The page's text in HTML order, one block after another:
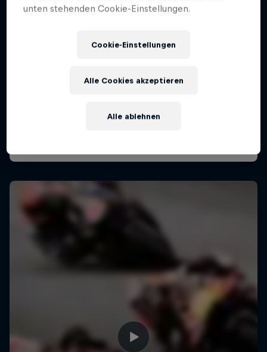
unten stehenden Cookie-Einstellungen.
Cookie-Einstellungen
Alle ablehnen
Alle Cookies akzeptieren